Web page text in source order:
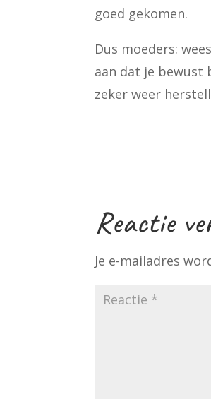
goed gekomen.
Dus moeders:
aan dat je bewust
zeker weer
Reactie
Je e-mailadres